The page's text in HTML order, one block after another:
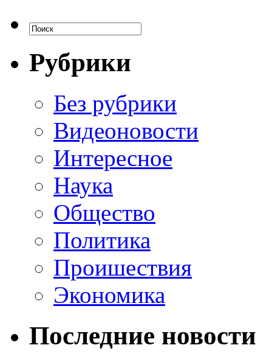
Рубрики
Без рубрики
Видеоновости
Интересное
Наука
Общество
Политика
Проишествия
Экономика
Последние новости